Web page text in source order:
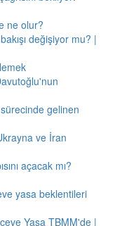
ne olur?
değişiyor mu? |
gelinen
ve İran
açacak mı?
yasa beklentileri
Yasa TBMM'de |